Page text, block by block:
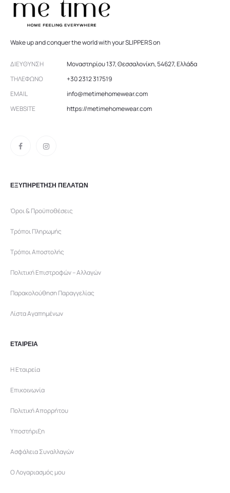
Wake up and conquer the world with your SLIPPERS on
ΔΙΕΎΘΥΝΣΗ
Μοναστηρίου 137, Θεσσαλονίκη, 54627, Ελλάδα
ΤΗΛΈΦΩΝΟ
+30 2312 317519
EMAIL
info@metimehomewear.com
WEBSITE
https://metimehomewear.com
ΕΞΥΠΗΡΕΤΗΣΗ ΠΕΛΑΤΩΝ
Όροι & Προϋποθέσεις
Τρόποι Πληρωμής
Τρόποι Αποστολής
Πολιτική Επιστροφών – Αλλαγών
Παρακολούθηση Παραγγελίας
Λίστα Αγαπημένων
ΕΤΑΙΡΕΙΑ
Η Εταιρεία
Επικοινωνία
Πολιτική Απορρήτου
Υποστήριξη
Ασφάλεια Συναλλαγών
Ο Λογαριασμός μου